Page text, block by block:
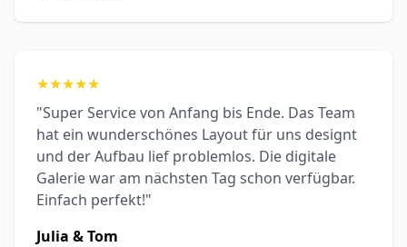
★★★★★
"Super Service von Anfang bis Ende. Das Team
hat ein wunderschönes Layout für uns designt
und der Aufbau lief problemlos. Die digitale
Galerie war am nächsten Tag schon verfügbar.
Einfach perfekt!"
Julia & Tom